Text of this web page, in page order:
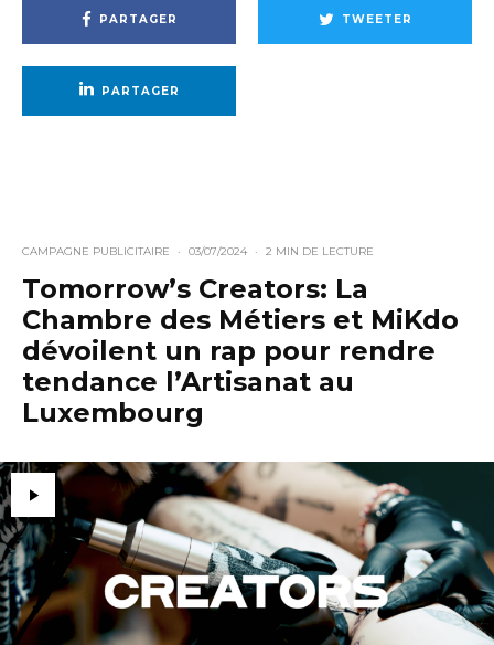
PARTAGER TWEETER
PARTAGER
CAMPAGNE PUBLICITAIRE · 03/07/2024 · 2 MIN DE LECTURE
Tomorrow’s Creators: La
Chambre des Métiers et MiKdo
dévoilent un rap pour rendre
tendance l’Artisanat au
Luxembourg